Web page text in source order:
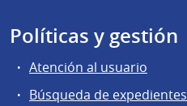
Políticas y gestión
Atención al usuario
Búsqueda de expedientes